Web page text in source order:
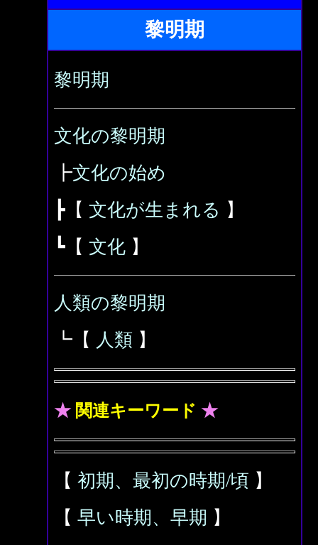
黎明期
黎明期
文化の黎明期
┣文化の始め
┣【 文化が生まれる 】
┗【 文化 】
人類の黎明期
┗【 人類 】
★ 関連キーワード ★
【 初期、最初の時期/頃 】
【 早い時期、早期 】